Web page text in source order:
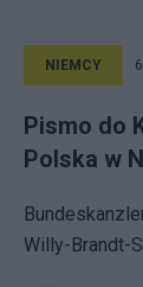
NIEMCY
Pismo do
Polska w
Willy-